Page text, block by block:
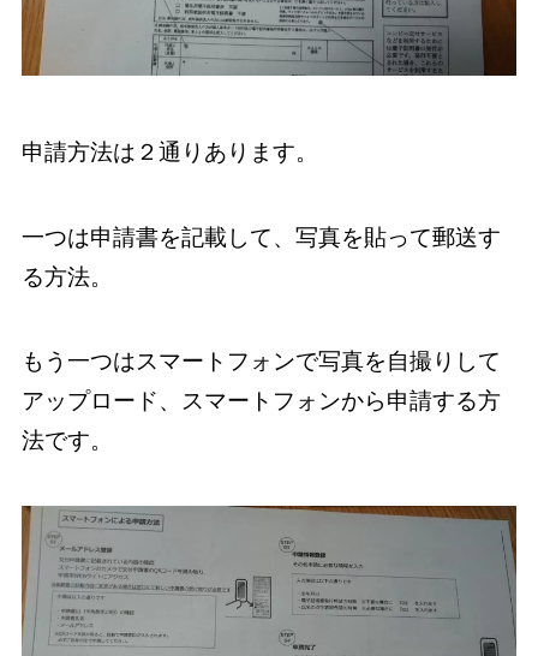
申請方法は２通りあります。
一つは申請書を記載して、写真を貼って郵送す
る方法。
もう一つはスマートフォンで写真を自撮りして
アップロード、スマートフォンから申請する方
法です。